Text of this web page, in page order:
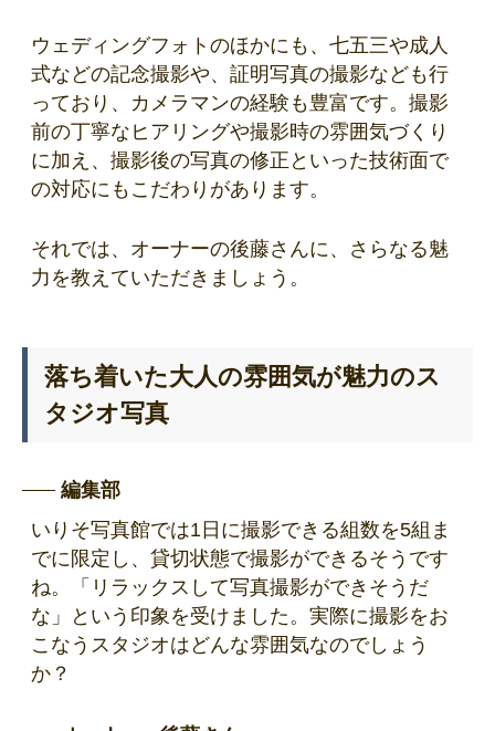
ウェディングフォトのほかにも、七五三や成人
式などの記念撮影や、証明写真の撮影なども行
っており、カメラマンの経験も豊富です。撮影
前の丁寧なヒアリングや撮影時の雰囲気づくり
に加え、撮影後の写真の修正といった技術面で
の対応にもこだわりがあります。
それでは、オーナーの後藤さんに、さらなる魅
力を教えていただきましょう。
落ち着いた大人の雰囲気が魅力のス
タジオ写真
編集部
いりそ写真館では1日に撮影できる組数を5組ま
でに限定し、貸切状態で撮影ができるそうです
ね。「リラックスして写真撮影ができそうだ
な」という印象を受けました。実際に撮影をお
こなうスタジオはどんな雰囲気なのでしょう
か？